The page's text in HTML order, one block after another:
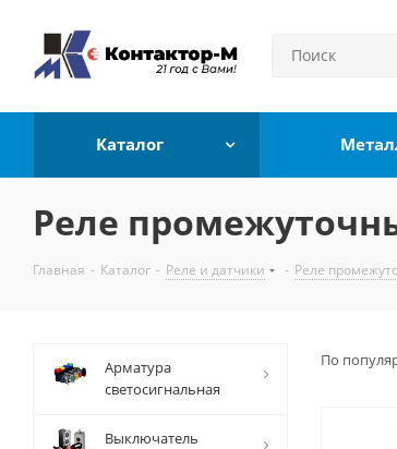
Каталог
Реле
Главная - Каталог - Реле и датчики - Реле
По
Арматура
светосигнальная
Выключатель